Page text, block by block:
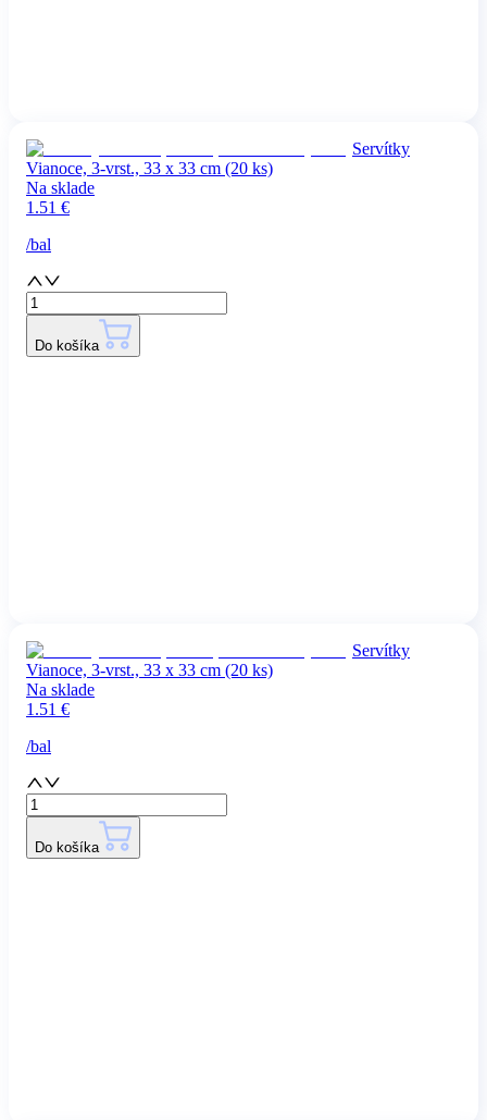
Servítky
Vianoce, 3-vrst., 33 x 33 cm (20 ks)
Na sklade
1.51 €
/bal
Do košíka
Servítky
Vianoce, 3-vrst., 33 x 33 cm (20 ks)
Na sklade
1.51 €
/bal
Do košíka